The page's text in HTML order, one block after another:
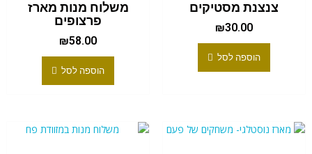
צנצנת מסטיקים
₪30.00
הוספה לסל
משלוח מנות מארז
פרצופים
₪58.00
הוספה לסל